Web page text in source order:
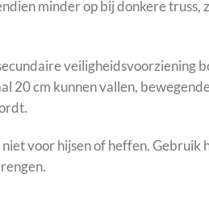
minder op bij donkere truss,
veiligheidsvoorziening
20 cm kunnen vallen,
voor hijsen of heffen. Gebruik